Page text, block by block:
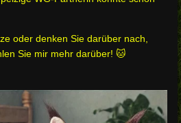
oder denken Sie darüber nach,
Sie mir mehr darüber! 🐱